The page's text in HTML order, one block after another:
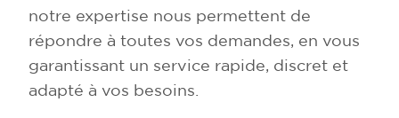
notre expertise nous permettent de
répondre à toutes vos demandes, en vous
garantissant un service rapide, discret et
adapté à vos besoins.